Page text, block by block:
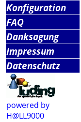
Konfiguration
FAQ
Danksagung
Impressum
Datenschutz
powered by
H@LL9000